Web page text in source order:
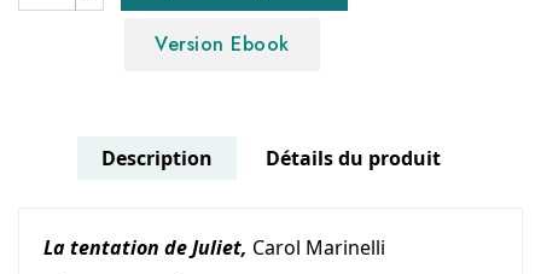
Version Ebook
Description Détails du produit
La tentation de Juliet, Carol Marinelli